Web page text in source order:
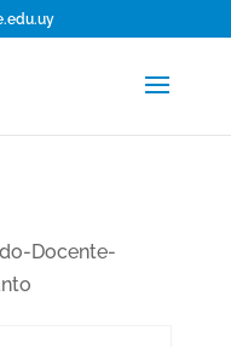
Docente-